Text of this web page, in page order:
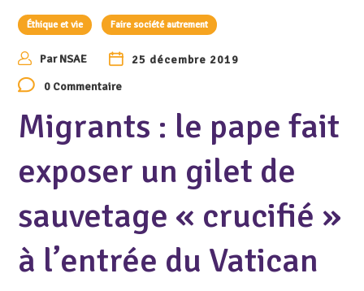
Éthique et vie Faire société autrement
ParNSAE
25 décembre 2019
0 Commentaire
Migrants : le pape fait
exposer un gilet de
sauvetage « crucifié »
à l’entrée du Vatican